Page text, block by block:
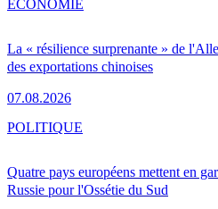
La « résilience surprenante » de
des exportations chinoises
07.08.2026
ÉCONOMIE
Quatre pays européens mettent en
Russie pour l'Ossétie du Sud
POLITIQUE